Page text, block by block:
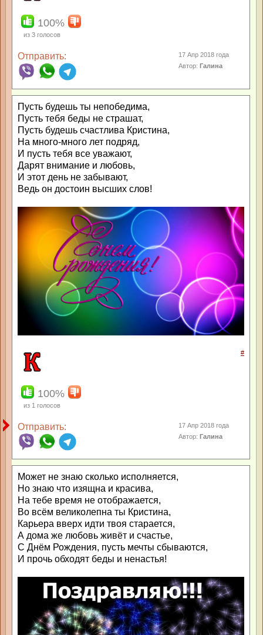
100%
из 3 голосов
Отправить:
17 Апр 2018 года
Автор:Галина
Пусть будешь ты непобедима,
Пусть тебя беды не страшат,
Пусть будешь счастлива Кристина,
На много-много лет подряд,
И пусть тебя все уважают,
Дарят внимание и любовь,
И этот день не забывают,
Ведь он достоин высших слов!
#
100%
из 1 голосов
Отправить:
17 Апр 2018 года
Автор:Галина
Может не знаю сколько исполняется,
Но знаю что изящна и красива,
На тебе время не отображается,
Во всём великолепна ты Кристина,
Карьера вверх идти твоя старается,
А дома же любовь живёт и счастье,
С Днём Рождения, пусть мечты сбываются,
И прочь обходят беды и ненастья!